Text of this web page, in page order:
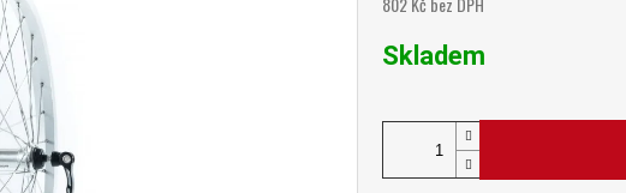
Skladem